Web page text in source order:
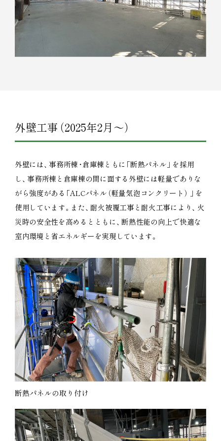
外壁工事（2025年2月～）
外壁には、 事務所棟・倉庫棟ともに「断熱パネル 」を採用
し、 事務所棟と倉庫棟の間に面する外壁には軽量でありな
がら強度がある「ALCパネル（軽量気泡コンクリート ） 」を
使用しています。 また、耐火被覆工事と耐火工事により 、 火
災時の安全性を高めるとともに、 断熱性能の向上で快適な
室内環境と省エネルギーを実現しています。
断熱パネルの取り付け